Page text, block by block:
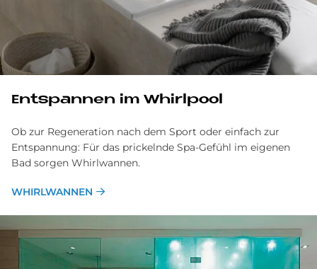
Entspannen im Whirlpool
Ob zur Regeneration nach dem Sport oder einfach zur
Entspannung: Für das prickelnde Spa-Gefühl im eigenen
Bad sorgen Whirlwannen.
WHIRLWANNEN